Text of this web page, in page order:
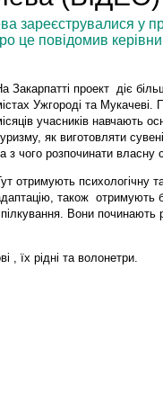
зареєструвалися у
це повідомив
Закарпатті проект діє
Ужгороді та Мукачеві.
учасників навчають
як виготовляти
з чого розпочинати власну
отримують психологічну
також отримують
Вони починають
, їх ріднi та волонетри.